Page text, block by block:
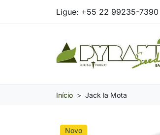
Ligue: +55 22 99235-7390
Pyramid Seeds Brasil: O
Início Jack la Mota
Novo